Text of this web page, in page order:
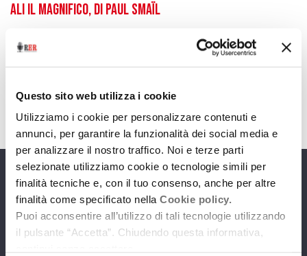
Questo sito web utilizza i cookie
Utilizziamo i cookie per personalizzare contenuti e
annunci, per garantire la funzionalità dei social media e
per analizzare il nostro traffico. Noi e terze parti
selezionate utilizziamo cookie o tecnologie simili per
finalità tecniche e, con il tuo consenso, anche per altre
finalità come specificato nella Cookie policy.
Puoi acconsentire all’utilizzo di tali tecnologie utilizzando
il pulsante “Accetta”. Chiudendo questa informativa,
Ali il Magnifico, di Paul Smaïl
Legge Massimo Vazzana
Programmi